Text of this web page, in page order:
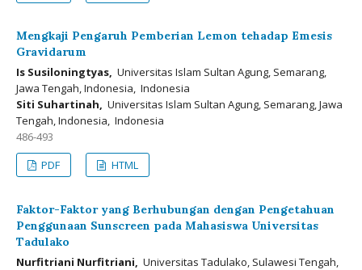
Mengkaji Pengaruh Pemberian Lemon tehadap Emesis
Gravidarum
Is Susiloningtyas, Universitas Islam Sultan Agung, Semarang,
Jawa Tengah, Indonesia, Indonesia
Siti Suhartinah, Universitas Islam Sultan Agung, Semarang, Jawa
Tengah, Indonesia, Indonesia
486-493
PDF
HTML
Faktor-Faktor yang Berhubungan dengan Pengetahuan
Penggunaan Sunscreen pada Mahasiswa Universitas
Tadulako
Nurfitriani Nurfitriani, Universitas Tadulako, Sulawesi Tengah,